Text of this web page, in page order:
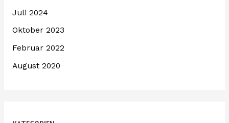
Juli 2024
Oktober 2023
Februar 2022
August 2020